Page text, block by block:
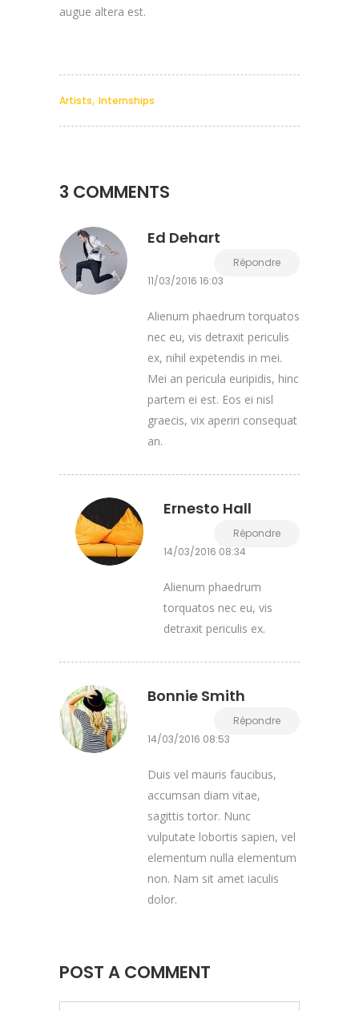
augue altera est.
Artists, Internships
3 COMMENTS
Ed Dehart
Répondre
11/03/2016 16:03
Alienum phaedrum torquatos
nec eu, vis detraxit periculis
ex, nihil expetendis in mei.
Mei an pericula euripidis, hinc
partem ei est. Eos ei nisl
graecis, vix aperiri consequat
an.
Ernesto Hall
Répondre
14/03/2016 08:34
Alienum phaedrum
torquatos nec eu, vis
detraxit periculis ex.
Bonnie Smith
Répondre
14/03/2016 08:53
Duis vel mauris faucibus,
accumsan diam vitae,
sagittis tortor. Nunc
vulputate lobortis sapien, vel
elementum nulla elementum
non. Nam sit amet iaculis
dolor.
POST A COMMENT